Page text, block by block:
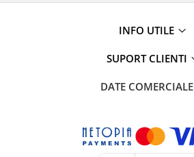
INFO UTILE
SUPORT CLIENTI
DATE COMERCIALE